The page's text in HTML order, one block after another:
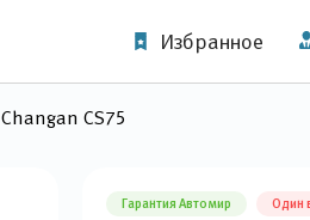
Избранное
Changan CS75
Гарантия Автомир Один